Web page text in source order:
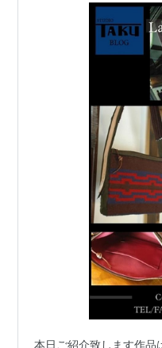
本日ご紹介致します作品